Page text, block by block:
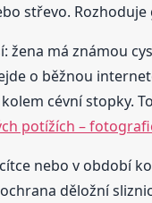
střevo.
žena má známou
o běžnou
cévní stopky.
potížích –
nebo v období
děložní